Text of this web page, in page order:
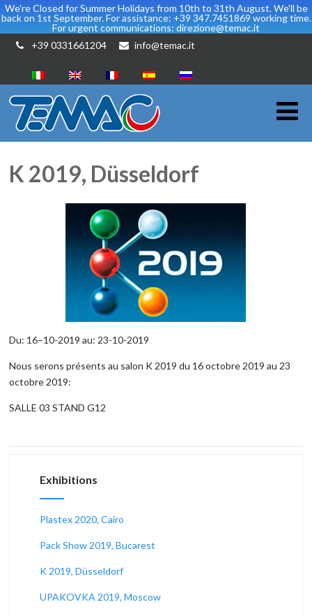
We're Closed for Summer Holidays from 10th to 31th August. We'll be
back on 1st September. For assistance: +39 347.7451869 working time.
For urgent communications: direzione@temac.it
+39 0331661204
info@temac.it
K 2019, Düsseldorf
Du: 16–10-2019 au: 23-10-2019
Nous serons présents au salon K 2019 du 16 octobre 2019 au 23
octobre 2019:
SALLE 03 STAND G12
Exhibitions
Plastex 2020, Cairo
Pack Show 2019, Bucarest
K 2019, Düsseldorf
UPAKOVKA 2019, Moscow